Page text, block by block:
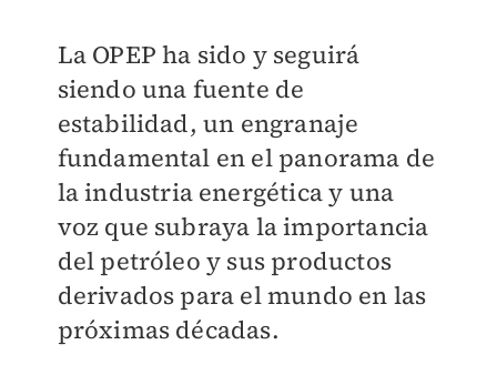
La OPEP ha sido y seguirá
siendo una fuente de
estabilidad, un engranaje
fundamental en el panorama de
la industria energética y una
voz que subraya la importancia
del petróleo y sus productos
derivados para el mundo en las
próximas décadas.